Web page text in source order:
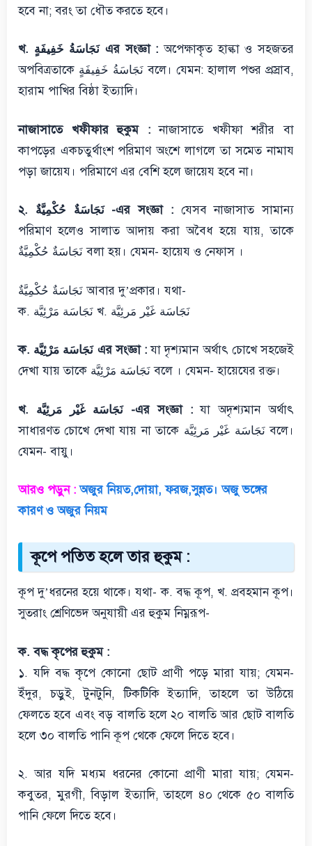
হবে না; বরং তা ধৌত করতে হবে।
খ. نَجَاسَةُ خَفِيفَةٍ এর সংজ্ঞা : অপেক্ষাকৃত হাল্কা ও সহজতর
অপবিত্রতাকে نَجَاسَةُ خَفِيفَةٍ বলে। যেমন: হালাল পশুর প্রস্রাব,
হারাম পাখির বিষ্ঠা ইত্যাদি।
নাজাসাতে খফীফার হুকুম :নাজাসাতে খফীফা শরীর বা
কাপড়ের একচতুর্থাংশ পরিমাণ অংশে লাগলে তা সমেত নামায
পড়া জায়েয। পরিমাণে এর বেশি হলে জায়েয হবে না।
২. نَجَاسَةٌ حُكْمِيَّةٌ -এর সংজ্ঞা :যেসব নাজাসাত সামান্য
পরিমাণ হলেও সালাত আদায় করা অবৈধ হয়ে যায়, তাকে
نَجَاسَةٌ حُكْمِيَّةٌ বলা হয়। যেমন- হায়েয ও নেফাস ।
نَجَاسَةٌ حُكْمِيَّةٌ আবার দু’প্রকার। যথা-
ক. نَجَاسَة مَرْئِيَّة খ. نَجَاسَة غَيْر مَرئِيَّة
ক. نَجَاسَة مَرْئِيَّة এর সংজ্ঞা :যা দৃশ্যমান অর্থাৎ চোখে সহজেই
দেখা যায় তাকে نَجَاسَة مَرْئِيَّة বলে । যেমন- হায়েযের রক্ত।
খ. نَجَاسَة غَيْر مَرئِيَّة -এর সংজ্ঞা :যা অদৃশ্যমান অর্থাৎ
সাধারণত চোখে দেখা যায় না তাকে نَجَاسَة غَيْر مَرئِيَّة বলে।
যেমন- বায়ু।
আরও পড়ুন : অজুর নিয়ত,দোয়া, ফরজ,সুন্নত। অজু ভঙ্গের
কারণ ও অজুর নিয়ম
কূপে পতিত হলে তার হুকুম :
কূপ দু’ধরনের হয়ে থাকে। যথা- ক. বদ্ধ কূপ, খ. প্রবহমান কূপ।
সুতরাং শ্রেণিভেদ অনুযায়ী এর হুকুম নিম্নরূপ-
ক. বদ্ধ কৃপের হুকুম :
১. যদি বদ্ধ কৃপে কোনো ছোট প্রাণী পড়ে মারা যায়; যেমন-
ইঁদুর, চড়ুই, টুনটুনি, টিকটিকি ইত্যাদি, তাহলে তা উঠিয়ে
ফেলতে হবে এবং বড় বালতি হলে ২০ বালতি আর ছোট বালতি
হলে ৩০ বালতি পানি কূপ থেকে ফেলে দিতে হবে।
২. আর যদি মধ্যম ধরনের কোনো প্রাণী মারা যায়; যেমন-
কবুতর, মুরগী, বিড়াল ইত্যাদি, তাহলে ৪০ থেকে ৫০ বালতি
পানি ফেলে দিতে হবে।